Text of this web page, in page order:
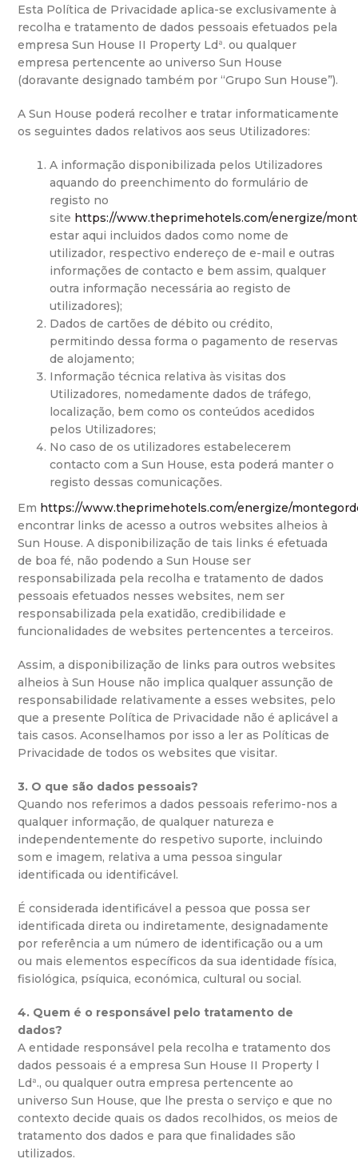
Esta Política de Privacidade aplica-se exclusivamente à
recolha e tratamento de dados pessoais efetuados pela
empresa Sun House II Property Ldª. ou qualquer
empresa pertencente ao universo Sun House
(doravante designado também por “Grupo Sun House”).
A Sun House poderá recolher e tratar informaticamente
os seguintes dados relativos aos seus Utilizadores:
A informação disponibilizada pelos Utilizadores
aquando do preenchimento do formulário de
registo no
site https://www.theprimehotels.com/energize/
estar aqui incluidos dados como nome de
utilizador, respectivo endereço de e-mail e outras
informações de contacto e bem assim, qualquer
outra informação necessária ao registo de
utilizadores);
Dados de cartões de débito ou crédito,
permitindo dessa forma o pagamento de reservas
de alojamento;
Informação técnica relativa às visitas dos
Utilizadores, nomedamente dados de tráfego,
localização, bem como os conteúdos acedidos
pelos Utilizadores;
No caso de os utilizadores estabelecerem
contacto com a Sun House, esta poderá manter o
registo dessas comunicações.
Em https://www.theprimehotels.com/energize/
encontrar links de acesso a outros websites alheios à
Sun House. A disponibilização de tais links é efetuada
de boa fé, não podendo a Sun House ser
responsabilizada pela recolha e tratamento de dados
pessoais efetuados nesses websites, nem ser
responsabilizada pela exatidão, credibilidade e
funcionalidades de websites pertencentes a terceiros.
Assim, a disponibilização de links para outros websites
alheios à Sun House não implica qualquer assunção de
responsabilidade relativamente a esses websites, pelo
que a presente Política de Privacidade não é aplicável a
tais casos. Aconselhamos por isso a ler as Políticas de
Privacidade de todos os websites que visitar.
3. O que são dados pessoais?
Quando nos referimos a dados pessoais referimo-nos a
qualquer informação, de qualquer natureza e
independentemente do respetivo suporte, incluindo
som e imagem, relativa a uma pessoa singular
identificada ou identificável.
É considerada identificável a pessoa que possa ser
identificada direta ou indiretamente, designadamente
por referência a um número de identificação ou a um
ou mais elementos específicos da sua identidade física,
fisiológica, psíquica, económica, cultural ou social.
4. Quem é o responsável pelo tratamento de
dados?
A entidade responsável pela recolha e tratamento dos
dados pessoais é a empresa Sun House II Property l
Ldª., ou qualquer outra empresa pertencente ao
universo Sun House, que lhe presta o serviço e que no
contexto decide quais os dados recolhidos, os meios de
tratamento dos dados e para que finalidades são
utilizados.